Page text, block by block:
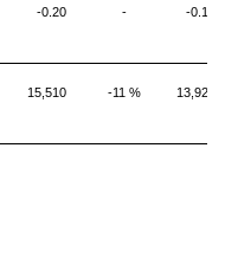
-0.20 - -0.16
15,510 -11 % 13,922